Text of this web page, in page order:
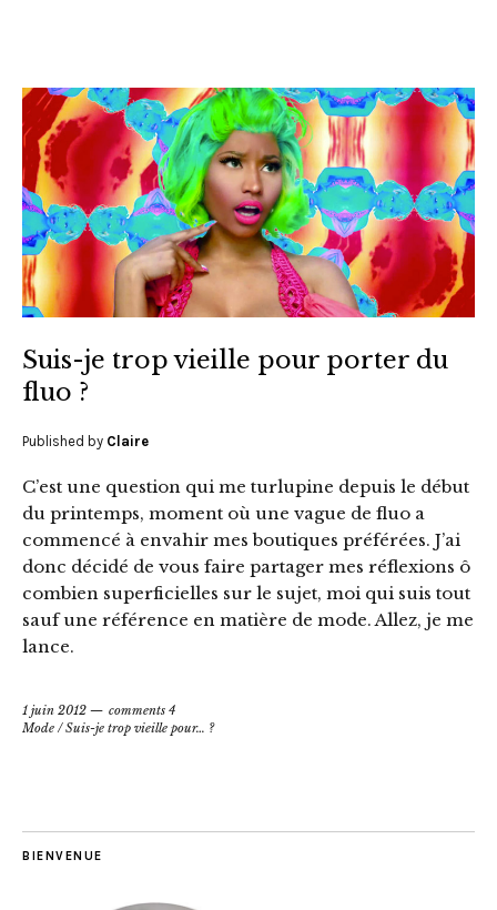
Suis-je trop vieille pour porter du
fluo ?
Published by Claire
C’est une question qui me turlupine depuis le début
du printemps, moment où une vague de fluo a
commencé à envahir mes boutiques préférées. J’ai
donc décidé de vous faire partager mes réflexions ô
combien superficielles sur le sujet, moi qui suis tout
sauf une référence en matière de mode. Allez, je me
lance.
1 juin 2012
comments 4
Mode /Suis-je trop vieille pour… ?
BIENVENUE